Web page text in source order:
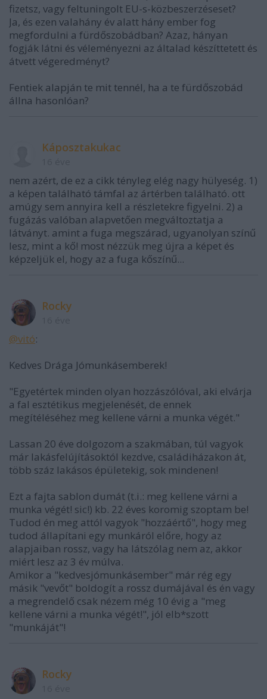
fizetsz, vagy feltuningolt EU-s-közbeszerzéseset?
Ja, és ezen valahány év alatt hány ember fog
megfordulni a fürdőszobádban? Azaz, hányan
fogják látni és véleményezni az általad készíttetett és
átvett végeredményt?
Fentiek alapján te mit tennél, ha a te fürdőszobád
állna hasonlóan?
Káposztakukac
nem azért, de ez a cikk tényleg elég nagy hülyeség. 1)
a képen található támfal az ártérben található. ott
amúgy sem annyira kell a részletekre figyelni. 2) a
fugázás valóban alapvetően megváltoztatja a
látványt. amint a fuga megszárad, ugyanolyan színű
lesz, mint a kő! most nézzük meg újra a képet és
képzeljük el, hogy az a fuga kőszínű...
Rocky
@vitó:
Kedves Drága Jómunkásemberek!
"Egyetértek minden olyan hozzászólóval, aki elvárja
a fal esztétikus megjelenését, de ennek
megítéléséhez meg kellene várni a munka végét."
Lassan 20 éve dolgozom a szakmában, túl vagyok
már lakásfelújításoktól kezdve, családiházakon át,
több száz lakásos épületekig, sok mindenen!
Ezt a fajta sablon dumát (t.i.: meg kellene várni a
munka végét! sic!) kb. 22 éves koromig szoptam be!
Tudod én meg attól vagyok "hozzáértő", hogy meg
tudod állapítani egy munkáról előre, hogy az
alapjaiban rossz, vagy ha látszólag nem az, akkor
miért lesz az 3 év múlva.
Amikor a "kedvesjómunkásember" már rég egy
másik "vevőt" boldogít a rossz dumájával és én vagy
a megrendelő csak nézem még 10 évig a "meg
kellene várni a munka végét!", jól elb*szott
"munkáját"!
Rocky